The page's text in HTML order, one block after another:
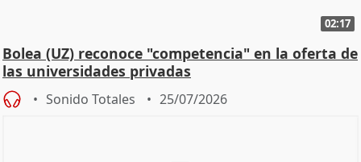
02:17
Bolea (UZ) reconoce "competencia" en la oferta de
las universidades privadas
Sonido Totales 25/07/2026